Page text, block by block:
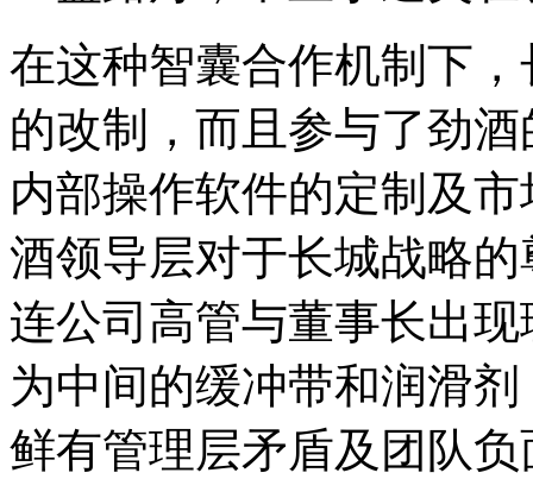
在这种智囊合作机制下
的改制，而且参与了劲
内部操作软件的定制及
酒领导层对于长城战略
连公司高管与董事长出
为中间的缓冲带和润滑
鲜有管理层矛盾及团队